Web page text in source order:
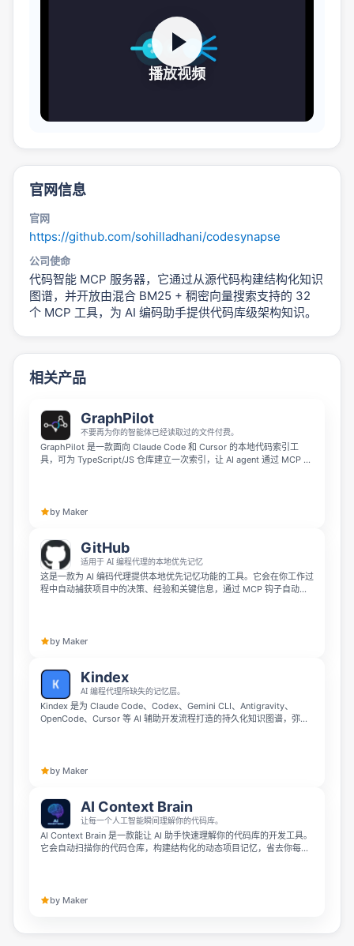
播放视频
官网信息
官网
https://github.com/sohilladhani/codesynapse
公司使命
代码智能 MCP 服务器，它通过从源代码构建结构化知识
图谱，并开放由混合 BM25 + 稠密向量搜索支持的 32
个 MCP 工具，为 AI 编码助手提供代码库级架构知识。
相关产品
GraphPilot
不要再为你的智能体已经读取过的文件付费。
GraphPilot 是一款面向 Claude Code 和 Cursor 的本地代码索引工
具，可为 TypeScript/JS 仓库建立一次索引，让 AI agent 通过 MCP 工
by Maker
GitHub
适用于 AI 编程代理的本地优先记忆
这是一款为 AI 编码代理提供本地优先记忆功能的工具。它会在你工作过
程中自动捕获项目中的决策、经验和关键信息，通过 MCP 钩子自动向
合离线检索。
by Maker
Kindex
AI 编程代理所缺失的记忆层。
Kindex 是为 Claude Code、Codex、Gemini CLI、Antigravity、
OpenCode、Cursor 等 AI 辅助开发流程打造的持久化知识图谱，弥补
by Maker
AI Context Brain
让每一个人工智能瞬间理解你的代码库。
AI Context Brain 是一款能让 AI 助手快速理解你的代码库的开发工具。
它会自动扫描你的代码仓库，构建结构化的动态项目记忆，省去你每次
by Maker